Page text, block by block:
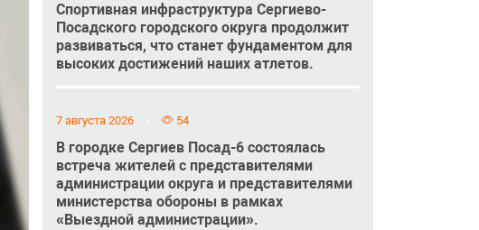
Спортивная инфраструктура Сергиево-
Посадского городского округа продолжит
развиваться, что станет фундаментом для
высоких достижений наших атлетов.
7 августа 2026 54
В городке Сергиев Посад-6 состоялась
встреча жителей с представителями
администрации округа и представителями
министерства обороны в рамках
«Выездной администрации».